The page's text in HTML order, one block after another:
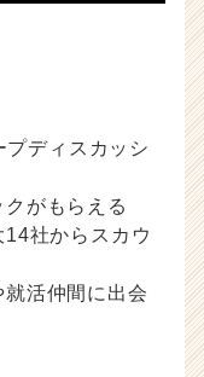
プディスカッシ
クがもらえる
14社からスカウ
就活仲間に出会